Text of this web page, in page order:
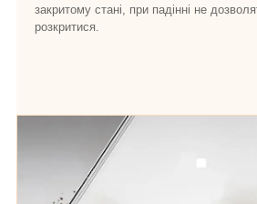
закритому стані, при падінні не
розкритися.